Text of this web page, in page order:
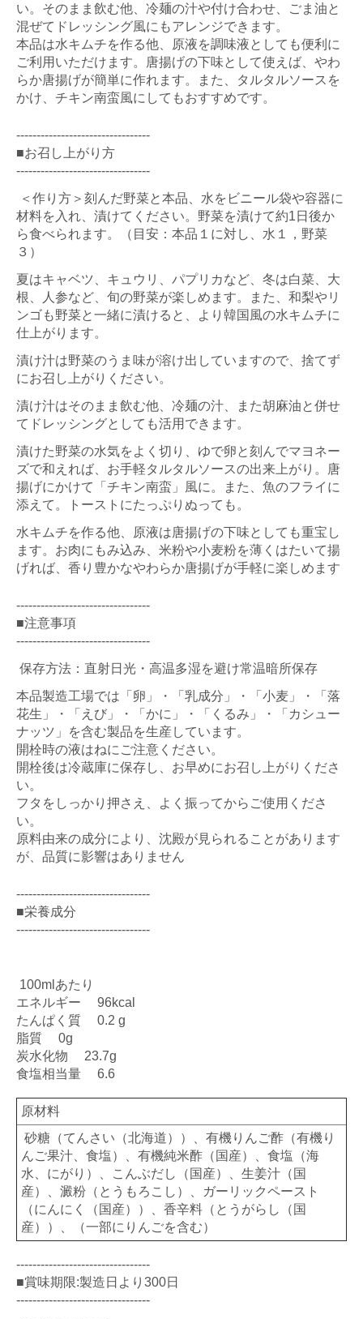
い。そのまま飲む他、冷麺の汁や付け合わせ、ごま油と
混ぜてドレッシング風にもアレンジできます。
本品は水キムチを作る他、原液を調味液としても便利に
ご利用いただけます。唐揚げの下味として使えば、やわ
らか唐揚げが簡単に作れます。また、タルタルソースを
かけ、チキン南蛮風にしてもおすすめです。
---------------------------------
■お召し上がり方
---------------------------------
＜作り方＞刻んだ野菜と本品、水をビニール袋や容器に
材料を入れ、漬けてください。野菜を漬けて約1日後か
ら食べられます。（目安：本品１に対し、水１，野菜
３）
夏はキャベツ、キュウリ、パプリカなど、冬は白菜、大
根、人参など、旬の野菜が楽しめます。また、和梨やリ
ンゴも野菜と一緒に漬けると、より韓国風の水キムチに
仕上がります。
漬け汁は野菜のうま味が溶け出していますので、捨てず
にお召し上がりください。
漬け汁はそのまま飲む他、冷麺の汁、また胡麻油と併せ
てドレッシングとしても活用できます。
漬けた野菜の水気をよく切り、ゆで卵と刻んでマヨネー
ズで和えれば、お手軽タルタルソースの出来上がり。唐
揚げにかけて「チキン南蛮」風に。また、魚のフライに
添えて。トーストにたっぷりぬっても。
水キムチを作る他、原液は唐揚げの下味としても重宝し
ます。お肉にもみ込み、米粉や小麦粉を薄くはたいて揚
げれば、香り豊かなやわらか唐揚げが手軽に楽しめます
---------------------------------
■注意事項
---------------------------------
保存方法：直射日光・高温多湿を避け常温暗所保存
本品製造工場では「卵」・「乳成分」・「小麦」・「落
花生」・「えび」・「かに」・「くるみ」・「カシュー
ナッツ」を含む製品を生産しています。
開栓時の液はねにご注意ください。
開栓後は冷蔵庫に保存し、お早めにお召し上がりくださ
い。
フタをしっかり押さえ、よく振ってからご使用くださ
い。
原料由来の成分により、沈殿が見られることがあります
が、品質に影響はありません
---------------------------------
■栄養成分
---------------------------------
100mlあたり
エネルギー 96kcal
たんぱく質 0.2 g
脂質 0g
炭水化物 23.7g
食塩相当量 6.6
原材料
砂糖（てんさい（北海道））、有機りんご酢（有機り
んご果汁、食塩）、有機純米酢（国産）、食塩（海
水、にがり）、こんぶだし（国産）、生姜汁（国
産）、澱粉（とうもろこし）、ガーリックペースト
（にんにく（国産））、香辛料（とうがらし（国
産））、（一部にりんごを含む）
---------------------------------
■賞味期限:製造日より300日
---------------------------------